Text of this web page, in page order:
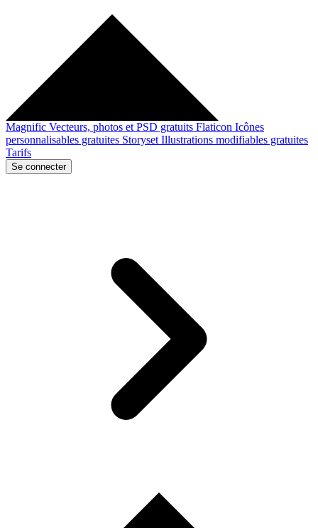
Magnific Vecteurs, photos et PSD gratuits Flaticon Icônes
personnalisables gratuites Storyset Illustrations modifiables gratuites
Tarifs
Se connecter